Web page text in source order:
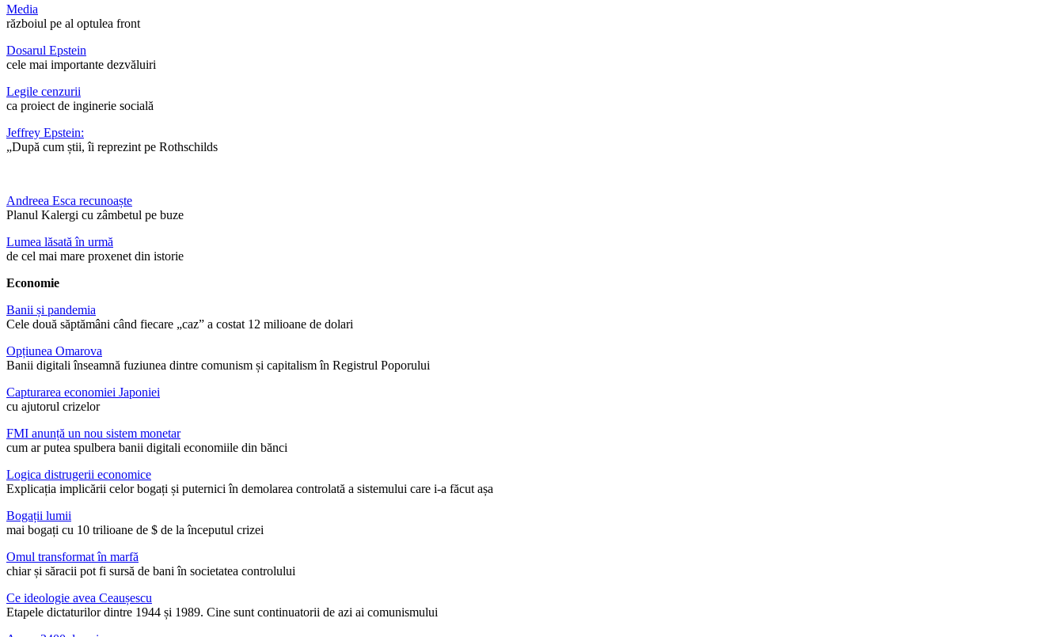
Media
războiul pe al optulea front
Dosarul Epstein
cele mai importante dezvăluiri
Legile cenzurii
ca proiect de inginerie socială
Jeffrey Epstein:
„După cum știi, îi reprezint pe Rothschilds
Andreea Esca recunoaște
Planul Kalergi cu zâmbetul pe buze
Lumea lăsată în urmă
de cel mai mare proxenet din istorie
Economie
Banii și pandemia
Cele două săptămâni când fiecare „caz” a costat 12 milioane de dolari
Opțiunea Omarova
Banii digitali înseamnă fuziunea dintre comunism și capitalism în Registrul Poporului
Capturarea economiei Japoniei
cu ajutorul crizelor
FMI anunță un nou sistem monetar
cum ar putea spulbera banii digitali economiile din bănci
Logica distrugerii economice
Explicația implicării celor bogați și puternici în demolarea controlată a sistemului care i-a făcut așa
Bogații lumii
mai bogați cu 10 trilioane de $ de la începutul crizei
Omul transformat în marfă
chiar și săracii pot fi sursă de bani în societatea controlului
Ce ideologie avea Ceaușescu
Etapele dictaturilor dintre 1944 și 1989. Cine sunt continuatorii de azi ai comunismului